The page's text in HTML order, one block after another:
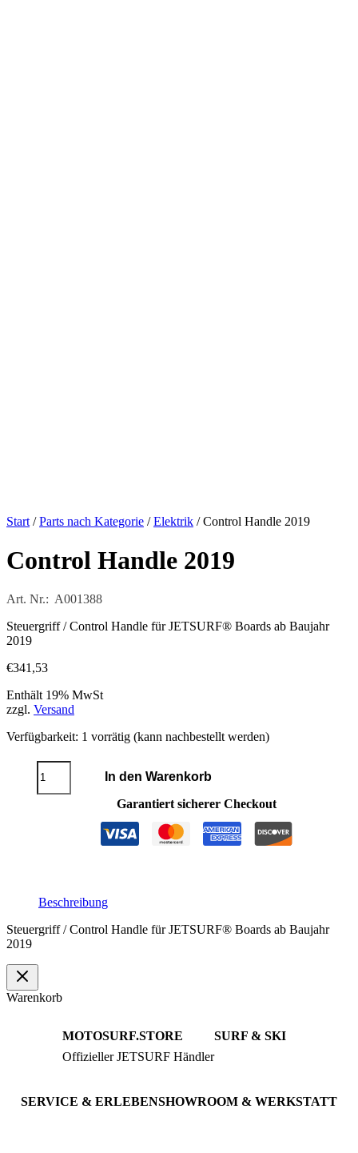
Start /Parts nach Kategorie /Elektrik / Control Handle 2019
Control Handle 2019
Art. Nr.: A001388
Steuergriff / Control Handle für JETSURF® Boards ab Baujahr
2019
€341,53
Enthält 19% MwSt
zzgl. Versand
Verfügbarkeit: 1 vorrätig (kann nachbestellt werden)
Control
Handle
In den Warenkorb
Garantiert sicherer Checkout
Beschreibung
Steuergriff / Control Handle für JETSURF® Boards ab Baujahr
2019
Warenkorb
MOTOSURF.STORE
Offizieller JETSURF Händler
SURF & SKI
JETSURF Boards
SERVICE & ERLEBENSHOWROOM & WERKSTATT